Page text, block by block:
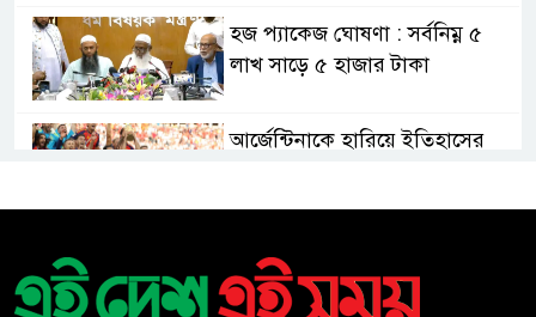
হজ প্যাকেজ ঘোষণা : সর্বনিম্ন ৫
লাখ সাড়ে ৫ হাজার টাকা
আর্জেন্টিনাকে হারিয়ে ইতিহাসের
রানার্সআপ হয়েও বীরের মর্যাদা,
আর্জেন্টিনায় সাধারণ ছুটি ঘোষণা